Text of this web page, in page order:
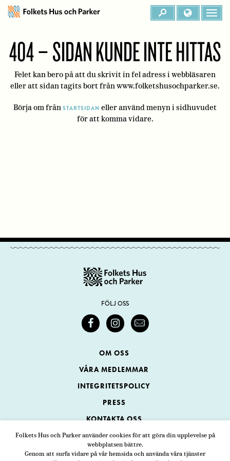
Folkets Hus och Parker använder cookies för att göra din upplevelse på
webbplatsen bättre.
Genom att surfa vidare på vår hemsida och använda våra tjänster
404 – SIDAN KUNDE INTE HITTAS
Felet kan bero på att du skrivit in fel adress i webbläsaren
eller att sidan tagits bort från www.folketshusochparker.se.
Börja om från STARTSIDAN eller använd menyn i sidhuvudet
för att komma vidare.
FÖLJ OSS
OM OSS
VÅRA MEDLEMMAR
INTEGRITETSPOLICY
PRESS
KONTAKTA OSS
Folkets Hus och Parker